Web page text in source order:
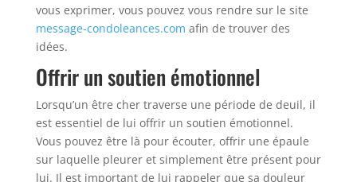
vous exprimer, vous pouvez vous rendre sur le site
message-condoleances.com afin de trouver des
idées.
Offrir un soutien émotionnel
Lorsqu’un être cher traverse une période de deuil, il
est essentiel de lui offrir un soutien émotionnel.
Vous pouvez être là pour écouter, offrir une épaule
sur laquelle pleurer et simplement être présent pour
lui. Il est important de lui rappeler que sa douleur